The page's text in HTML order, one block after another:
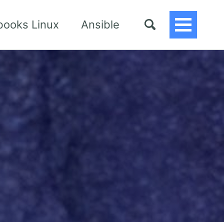
Linux Ansible
Toggle
Menu